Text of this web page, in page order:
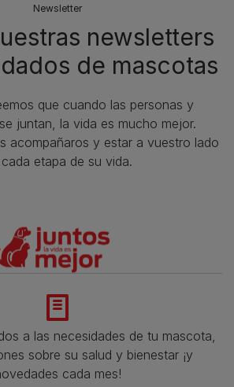
Newsletter
newsletters
de mascotas​
que cuando las personas y
juntan, la vida es mucho mejor.
acompañaros y estar a vuestro lado
etapa de su vida.​
a las necesidades de tu mascota,
sobre su salud y bienestar ¡y
cada mes!